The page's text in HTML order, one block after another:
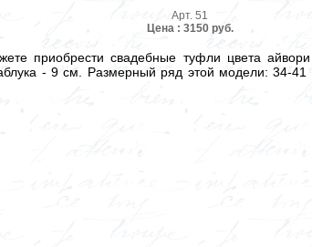
Арт. 51
Цена : 3150 руб.
приобрести свадебные туфли цвета
- 9 см. Размерный ряд этой модели: 34-